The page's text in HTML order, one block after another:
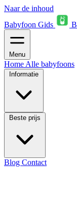
Naar de inhoud
Babyfoon Gids
Menu
Home Alle babyfoons
Informatie
Beste prijs
Blog Contact